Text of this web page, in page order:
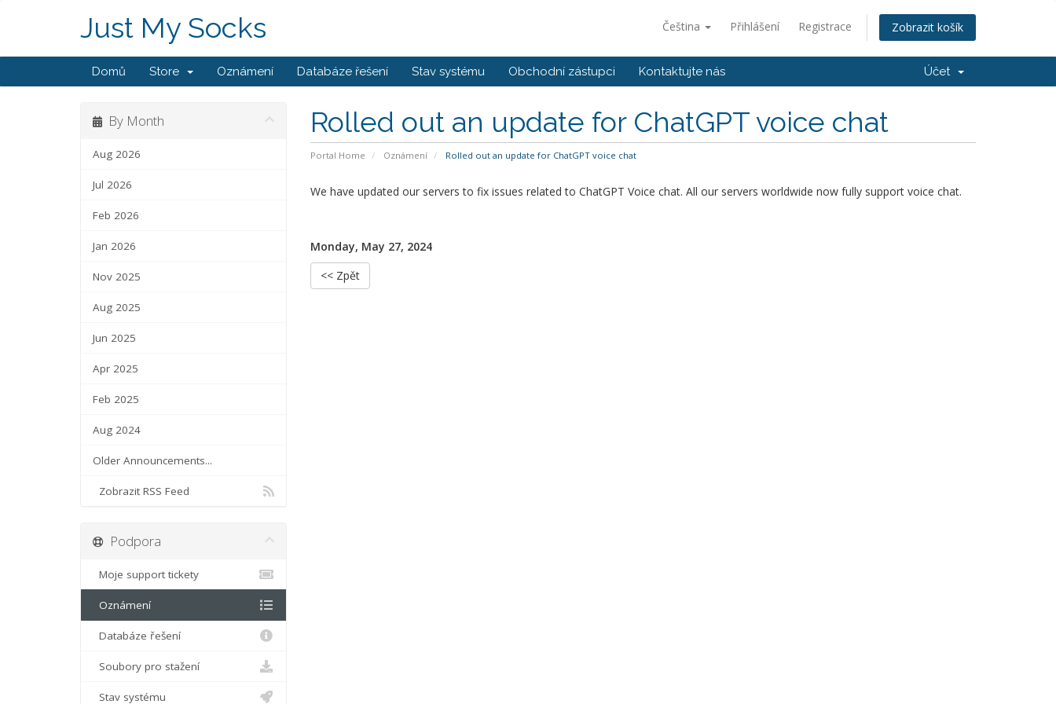
Čeština Přihlášení Registrace Zobrazit košík
Just My Socks
Domů Store Oznámení Databáze řešení Stav systému Obchodní zástupci Kontaktujte nás Účet
Rolled out an update for ChatGPT voice chat
Portal Home Oznámení Rolled out an update for ChatGPT voice chat
By Month
Aug 2026
Jul 2026
Feb 2026
Jan 2026
Nov 2025
Aug 2025
Jun 2025
Apr 2025
Feb 2025
Aug 2024
Older Announcements...
Zobrazit RSS Feed
We have updated our servers to fix issues related to ChatGPT Voice chat. All our servers worldwide now fully support voice chat.
Monday, May 27, 2024
<< Zpět
Podpora
Moje support tickety
Oznámení
Databáze řešení
Soubory pro stažení
Stav systému